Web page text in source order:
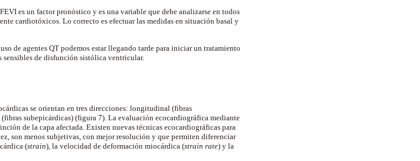
es un factor pronóstico y es una variable que debe analizarse en todos
cardiotóxicos. Lo correcto es efectuar las medidas en situación basal y
de agentes QT podemos estar llegando tarde para iniciar un tratamiento
sensibles de disfunción sistólica ventricular.
se orientan en tres direcciones: longitudinal (fibras
subepicárdicas) (figura 7). La evaluación ecocardiográfica mediante
de la capa afectada. Existen nuevas técnicas ecocardiográficas para
son menos subjetivas, con mejor resolución y que permiten diferenciar
(strain), la velocidad de deformación miocárdica (strain rate) y la